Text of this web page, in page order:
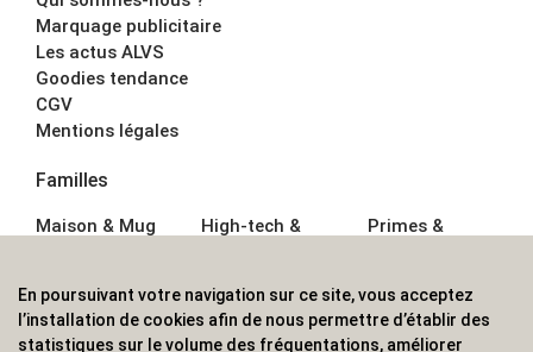
Marquage publicitaire
Les actus ALVS
Goodies tendance
CGV
Mentions légales
Familles
Maison & Mug
Écriture
Bagagerie sacs
High-tech &
Sport &
Outdoor
Primes &
Boisson
Textile &
En poursuivant votre navigation sur ce site, vous acceptez
l’installation de cookies afin de nous permettre d’établir des
statistiques sur le volume des fréquentations, améliorer